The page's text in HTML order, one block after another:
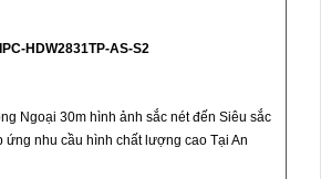
HDW2831TP-AS-S2
Ngoại 30m hình ảnh sắc nét đến Siêu sắc
ứng nhu cầu hình chất lượng cao Tại An